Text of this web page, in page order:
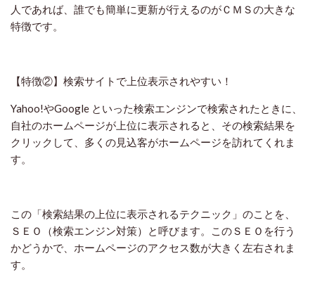
人であれば、誰でも簡単に更新が行えるのがＣＭＳの大きな
特徴です。
【特徴②】検索サイトで上位表示されやすい！
Yahoo!やGoogle といった検索エンジンで検索されたときに、
自社のホームページが上位に表示されると、その検索結果を
クリックして、多くの見込客がホームページを訪れてくれま
す。
この「検索結果の上位に表示されるテクニック」のことを、
ＳＥＯ（検索エンジン対策）と呼びます。このＳＥＯを行う
かどうかで、ホームページのアクセス数が大きく左右されま
す。